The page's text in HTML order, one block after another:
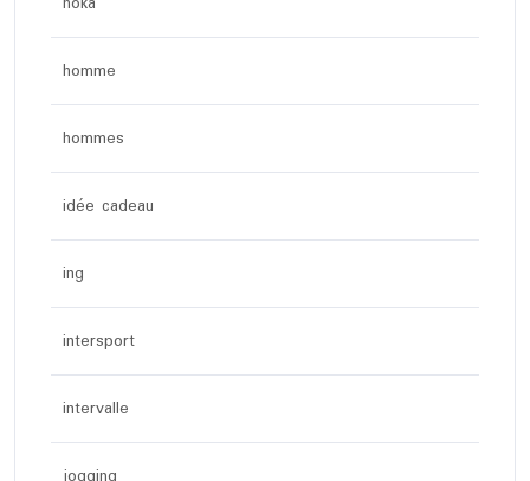
homme
hommes
idée cadeau
ing
intersport
intervalle